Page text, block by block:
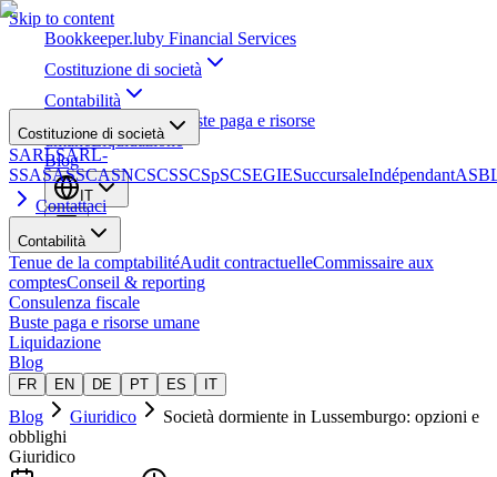
Skip to content
Bookkeeper.luby Financial Services
Costituzione di società
Contabilità
Consulenza fiscale Buste paga e risorse
umaneLiquidazione
Blog
IT
Costituzione di società
SARLSARL-
SSASASSCASNCSCSSCSpSCSEGIESuccursaleIndépendant
Contattaci
Contabilità
Tenue de la comptabilitéAudit contractuelleCommissaire aux
comptesConseil & reporting
Consulenza fiscale
Buste paga e risorse umane
Liquidazione
Blog
FR EN DE PT ES IT
Blog Giuridico
Società dormiente in Lussemburgo: opzioni e
obblighi
Giuridico